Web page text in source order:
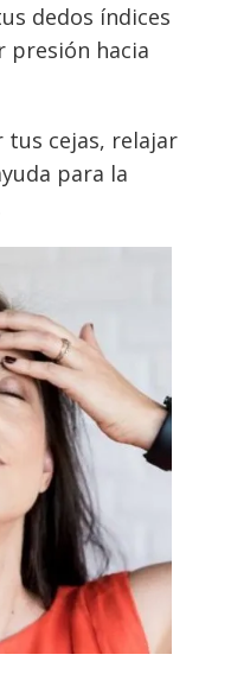
dedos índices
presión hacia
tus cejas, relajar
para la